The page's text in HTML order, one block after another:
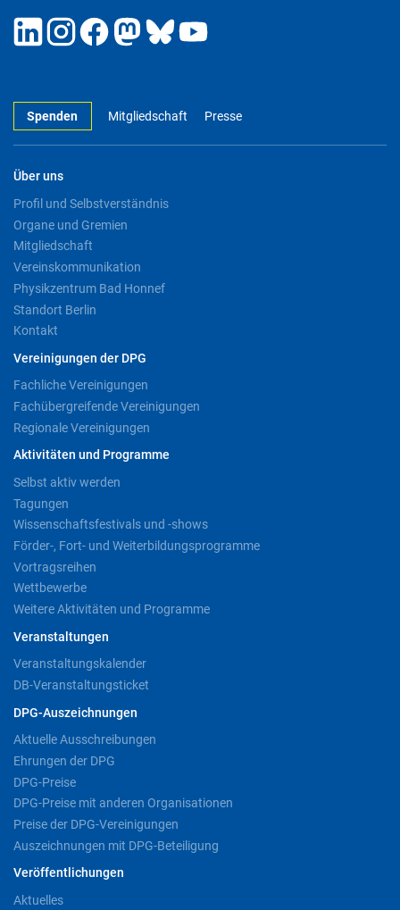
Spenden Mitgliedschaft Presse
Über uns
Profil und Selbstverständnis
Organe und Gremien
Mitgliedschaft
Vereinskommunikation
Physikzentrum Bad Honnef
Standort Berlin
Kontakt
Vereinigungen der DPG
Fachliche Vereinigungen
Fachübergreifende Vereinigungen
Regionale Vereinigungen
Aktivitäten und Programme
Selbst aktiv werden
Tagungen
Wissenschaftsfestivals und -shows
Förder-, Fort- und Weiterbildungsprogramme
Vortragsreihen
Wettbewerbe
Weitere Aktivitäten und Programme
Veranstaltungen
Veranstaltungskalender
DB-Veranstaltungsticket
DPG-Auszeichnungen
Aktuelle Ausschreibungen
Ehrungen der DPG
DPG-Preise
DPG-Preise mit anderen Organisationen
Preise der DPG-Vereinigungen
Auszeichnungen mit DPG-Beteiligung
Veröffentlichungen
Aktuelles